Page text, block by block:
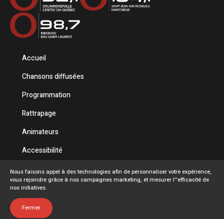
Accueil
Chansons diffusées
Programmation
Rattrapage
Animateurs
Accessibilité
Politique de confidentialité
Conditions d'utilisation
FAQ
Nous faisons appel à des technologies afin de personnaliser votre expérience,
vous rejoindre grâce à nos campagnes marketing, et mesurer l''efficacité de
nos initiatives.
Fermer